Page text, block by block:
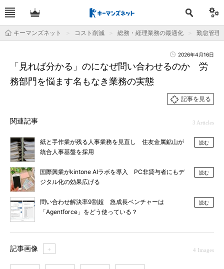
キーマンズネット コスト削減 総務・経理業務の最適化 勤怠管理
2026年4月16日
「見れば分かる」のになぜ問い合わせるのか 労
務部門を悩ます名もなき業務の実態
記事を見る
関連記事 3 Articles
紙と手作業が残る人事業務を見直し 住友金属鉱山が
統合人事基盤を採用
読む
国際興業がkintone AIラボを導入 PC非貸与者にもデ
ジタル化の効果広げる
読む
問い合わせ解決率9割超 急成長ベンチャーは
「Agentforce」をどう使っている？
読む
記事画像 ＋ 4 Images